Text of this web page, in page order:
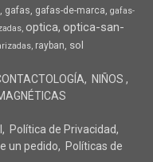
gafas gafas-de-marca gafas-
optica optica-san-
rayban sol
NIÑOS
Política de Privacidad
un pedido
Políticas de